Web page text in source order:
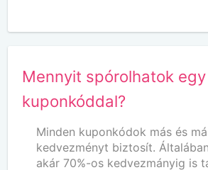
Mennyit spórolhatok egy
kuponkóddal?
Minden kuponkódok más és
kedvezményt biztosít.
akár 70%-os kedvezmányig is